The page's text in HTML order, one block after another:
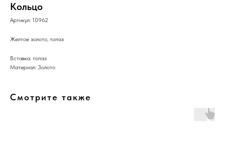
Кольцо
Артикул: 10962
Желтое золото, топаз
Вставка: топаз
Материал: Золото
Смотрите также